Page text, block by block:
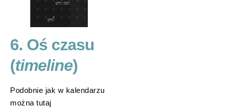
6. Oś czasu
(timeline)
Podobnie jak w kalendarzu
można tutaj